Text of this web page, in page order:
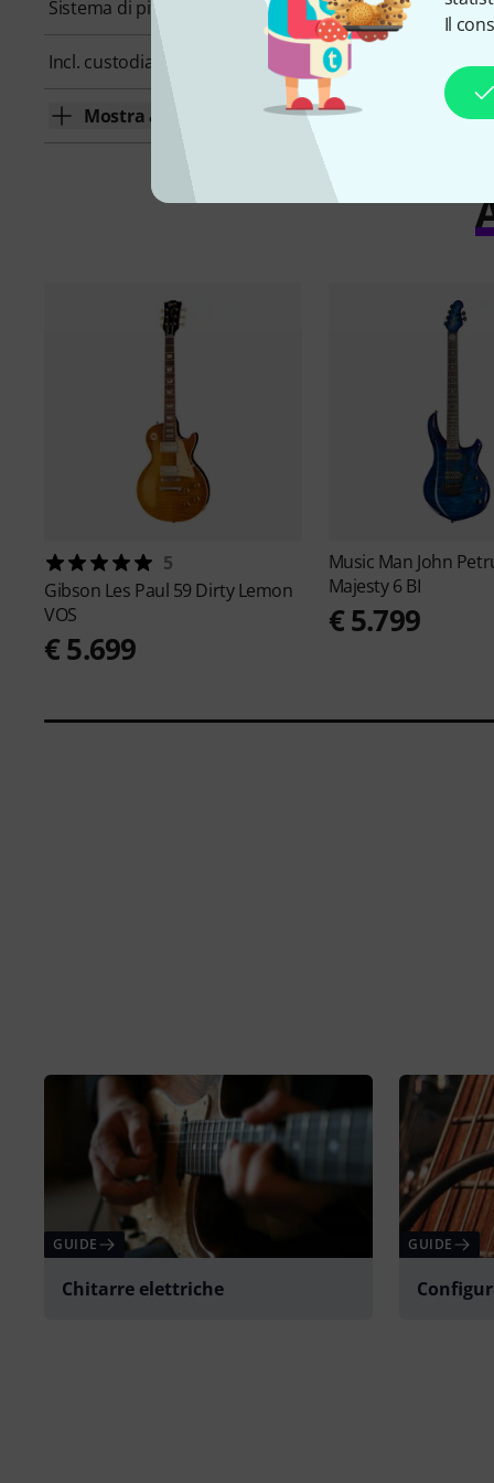
Il
Sistema di pickups SSS
Incl. custodia morbida No
Mostra altro
5
Gibson Les Paul 59 Dirty Lemon
VOS
€ 5.699
Music Man John
Majesty 6 BI
€ 5.799
GUIDE
Chitarre elettriche
GUIDE